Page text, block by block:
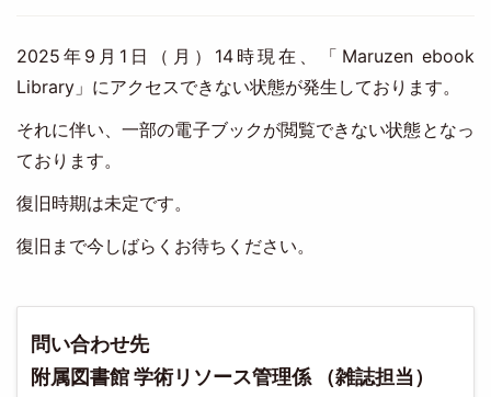
2025年9月1日（月）14時現在、「Maruzen ebook
Library」にアクセスできない状態が発生しております。
それに伴い、一部の電子ブックが閲覧できない状態となっ
ております。
復旧時期は未定です。
復旧まで今しばらくお待ちください。
問い合わせ先
附属図書館 学術リソース管理係 （雑誌担当）